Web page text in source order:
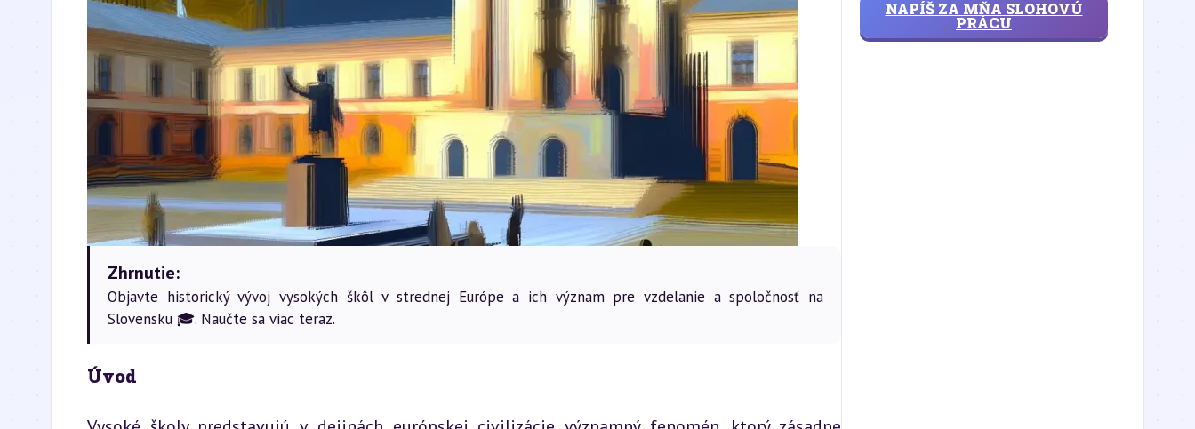
Zhrnutie:
Objavte historický vývoj vysokých škôl v strednej Európe a ich význam pre vzdelanie a spoločnosť na
Slovensku 🎓. Naučte sa viac teraz.
Úvod
NAPÍŠ ZA MŇA SLOHOVÚ
PRÁCU